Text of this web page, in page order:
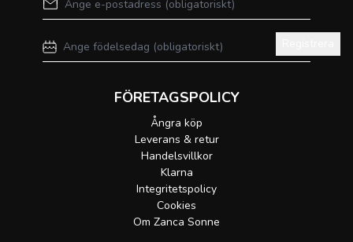
FÖRETAGSPOLICY
Ångra köp
Leverans & retur
Handelsvillkor
Klarna
Integritetspolicy
Cookies
Om Zanca Sonne